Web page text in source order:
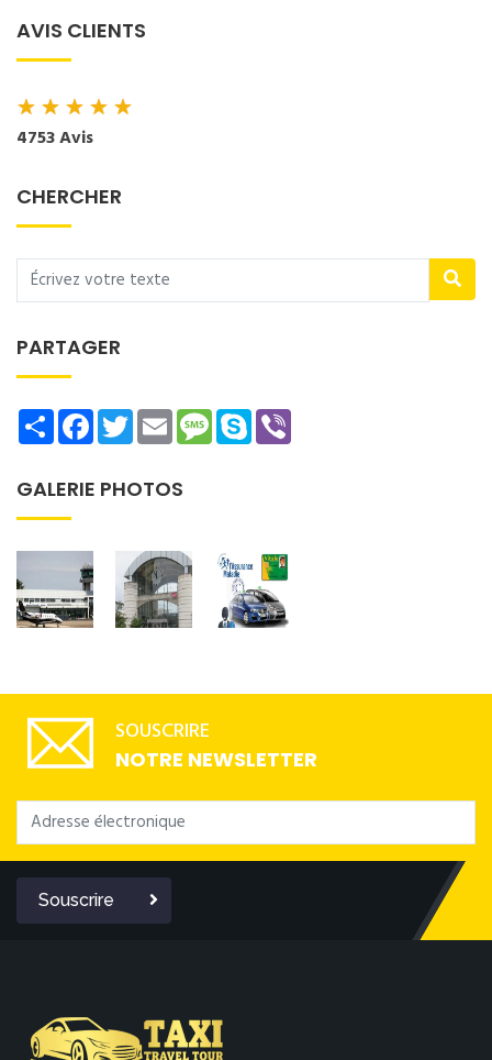
AVIS CLIENTS
★★★★★
4753 Avis
CHERCHER
PARTAGER
ShareFacebookTwitterEmailMessage
Skype
GALERIE PHOTOS
SOUSCRIRE
NOTRE NEWSLETTER
Souscrire